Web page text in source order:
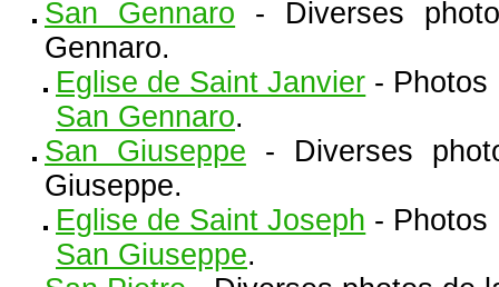
San Gennaro - Diverses
Gennaro.
Eglise de Saint Janvier - Photos
San Gennaro.
San Giuseppe - Diverses
Giuseppe.
Eglise de Saint Joseph - Photos
San Giuseppe.